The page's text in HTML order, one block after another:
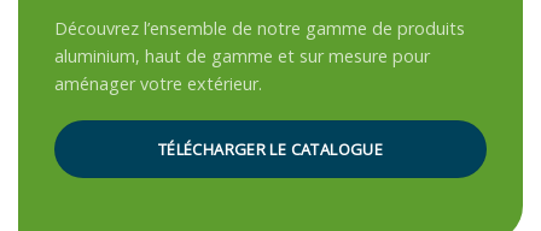
Découvrez l’ensemble de notre gamme de produits
aluminium, haut de gamme et sur mesure pour
aménager votre extérieur.
TÉLÉCHARGER LE CATALOGUE